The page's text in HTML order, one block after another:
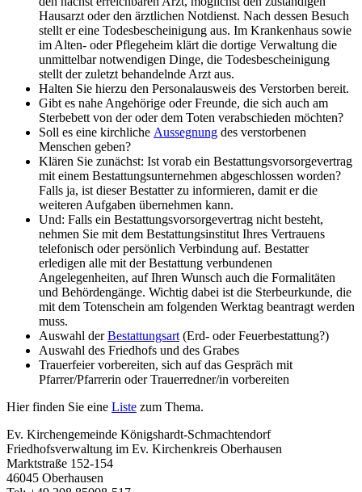
Hausarzt oder den ärztlichen Notdienst. Nach dessen Besuch
stellt er eine Todesbescheinigung aus. Im Krankenhaus sowie
im Alten- oder Pflegeheim klärt die dortige Verwaltung die
unmittelbar notwendigen Dinge, die Todesbescheinigung
stellt der zuletzt behandelnde Arzt aus.
Halten Sie hierzu den Personalausweis des Verstorben bereit.
Gibt es nahe Angehörige oder Freunde, die sich auch am
Sterbebett von der oder dem Toten verabschieden möchten?
Soll es eine kirchliche Aussegnung des verstorbenen
Menschen geben?
Klären Sie zunächst: Ist vorab ein Bestattungsvorsorgevertrag
mit einem Bestattungsunternehmen abgeschlossen worden?
Falls ja, ist dieser Bestatter zu informieren, damit er die
weiteren Aufgaben übernehmen kann.
Und: Falls ein Bestattungsvorsorgevertrag nicht besteht,
nehmen Sie mit dem Bestattungsinstitut Ihres Vertrauens
telefonisch oder persönlich Verbindung auf. Bestatter
erledigen alle mit der Bestattung verbundenen
Angelegenheiten, auf Ihren Wunsch auch die Formalitäten
und Behördengänge. Wichtig dabei ist die Sterbeurkunde, die
mit dem Totenschein am folgenden Werktag beantragt werden
muss.
Auswahl derBestattungsart (Erd- oder Feuerbestattung?)
Auswahl des Friedhofs und des Grabes
Trauerfeier vorbereiten, sich auf das Gespräch mit
Pfarrer/Pfarrerin oder Trauerredner/in vorbereiten
Hier finden Sie eine Liste zum Thema.
Ev. Kirchengemeinde Königshardt-Schmachtendorf
Friedhofsverwaltung im Ev. Kirchenkreis Oberhausen
Marktstraße 152-154
46045 Oberhausen